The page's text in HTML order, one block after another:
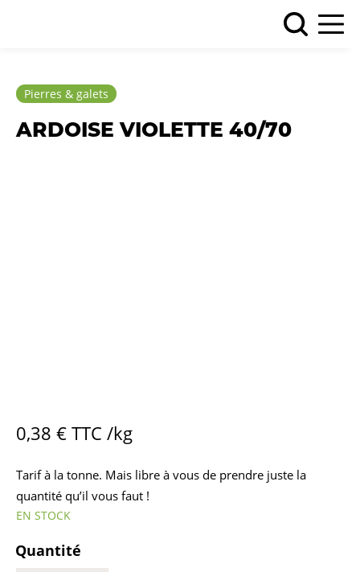
Pierres & galets
ARDOISE VIOLETTE 40/70
0,38 € TTC /kg
Tarif à la tonne. Mais libre à vous de prendre juste la
quantité qu’il vous faut !
EN STOCK
Quantité